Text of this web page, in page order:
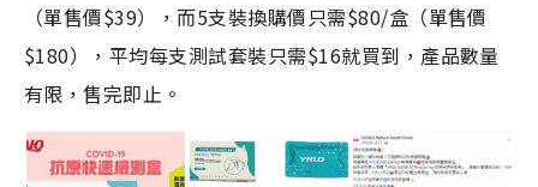
（單售價$39），而5支裝換購價只需$80/盒（單售價
$180），平均每支測試套裝只需$16就買到，產品數量
有限，售完即止。